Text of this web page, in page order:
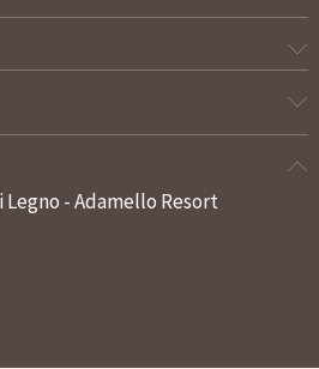
- Adamello Resort